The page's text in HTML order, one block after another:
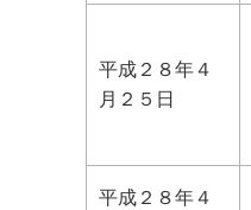
平成２８年４
月２５日
平成２８年４